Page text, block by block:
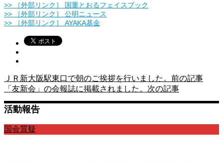
>> ［外部リンク］ 国重とおるフェイスブック
>> ［外部リンク］ 公明ニュース
>> ［外部リンク］ AYAKA基金
ＪＲ新大阪駅東口で朝のご挨拶を行いました。 前の記事
「友新会」の会報誌に掲載されました。 次の記事
活動報告
国会質疑